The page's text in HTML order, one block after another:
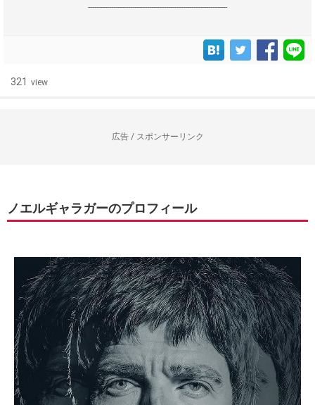
------------------------------------------------------------------
321 view
広告 / スポンサーリンク
ノエルギャラガーのプロフィール